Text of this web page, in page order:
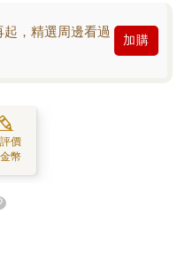
，精選周邊看過
加購
價
幣